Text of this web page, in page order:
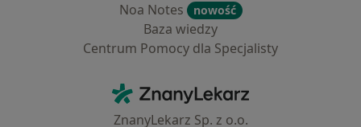
Noa Notes
nowość
Baza wiedzy
Centrum Pomocy dla Specjalisty
ZnanyLekarz - Strona główna
ZnanyLekarz Sp. z o.o.